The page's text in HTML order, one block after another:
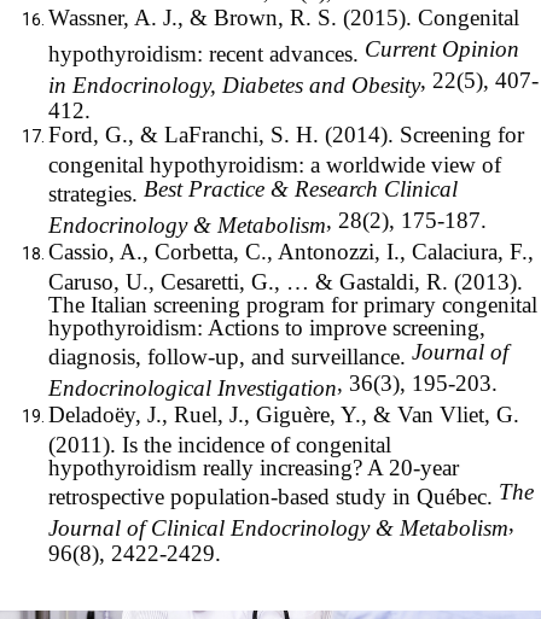
Wassner, A. J., & Brown, R. S. (2015). Congenital
hypothyroidism: recent advances. Current Opinion
in Endocrinology, Diabetes and Obesity, 22(5), 407-
412.
Ford, G., & LaFranchi, S. H. (2014). Screening for
congenital hypothyroidism: a worldwide view of
strategies. Best Practice & Research Clinical
Endocrinology & Metabolism, 28(2), 175-187.
Cassio, A., Corbetta, C., Antonozzi, I., Calaciura, F.,
Caruso, U., Cesaretti, G., … & Gastaldi, R. (2013).
The Italian screening program for primary congenital
hypothyroidism: Actions to improve screening,
diagnosis, follow-up, and surveillance. Journal of
Endocrinological Investigation, 36(3), 195-203.
Deladoëy, J., Ruel, J., Giguère, Y., & Van Vliet, G.
(2011). Is the incidence of congenital
hypothyroidism really increasing? A 20-year
retrospective population-based study in Québec. The
Journal of Clinical Endocrinology & Metabolism,
96(8), 2422-2429.